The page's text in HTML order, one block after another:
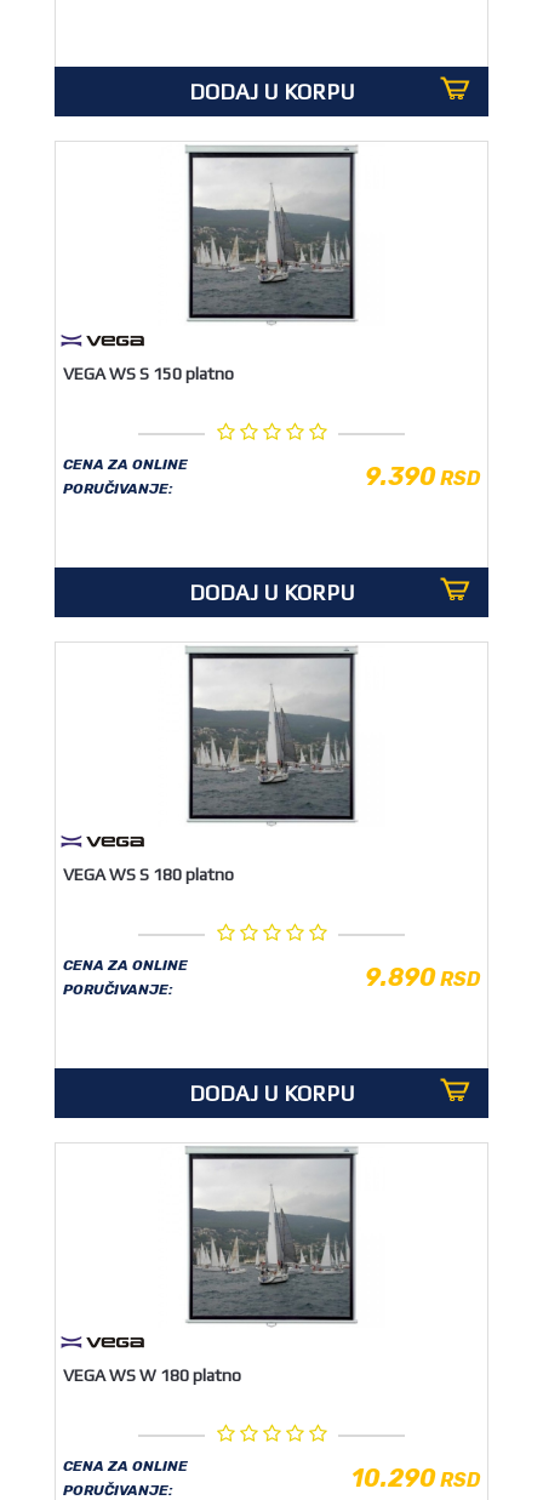
DODAJ U KORPU
VEGA WS S 150 platno
CENA ZA ONLINE
PORUČIVANJE:
9.390RSD
DODAJ U KORPU
VEGA WS S 180 platno
CENA ZA ONLINE
PORUČIVANJE:
9.890RSD
DODAJ U KORPU
VEGA WS W 180 platno
CENA ZA ONLINE
PORUČIVANJE:
10.290RSD